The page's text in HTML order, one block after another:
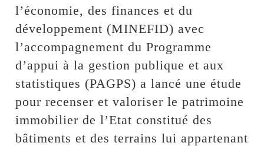
l’économie, des finances et du
développement (MINEFID) avec
l’accompagnement du Programme
d’appui à la gestion publique et aux
statistiques (PAGPS) a lancé une étude
pour recenser et valoriser le patrimoine
immobilier de l’Etat constitué des
bâtiments et des terrains lui appartenant